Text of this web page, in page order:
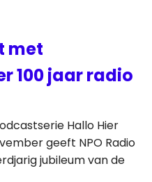
met
100 jaar radio
Hallo Hier
geeft NPO Radio
jubileum van de